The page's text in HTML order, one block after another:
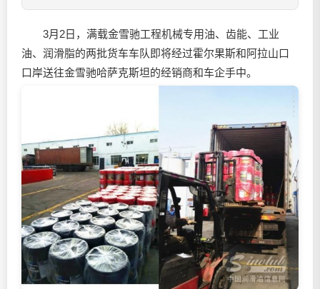
3月2日，满载金雪驰工程机械专用油、齿能、工业
油、润滑脂的两批货车车队即将经过霍尔果斯和阿拉山口
口岸送往金雪驰哈萨克斯坦的经销商和车企手中。